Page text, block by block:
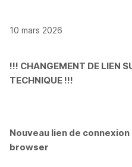
10 mars 2026
!!! CHANGEMENT DE LIEN
TECHNIQUE !!!
Nouveau lien de
browser